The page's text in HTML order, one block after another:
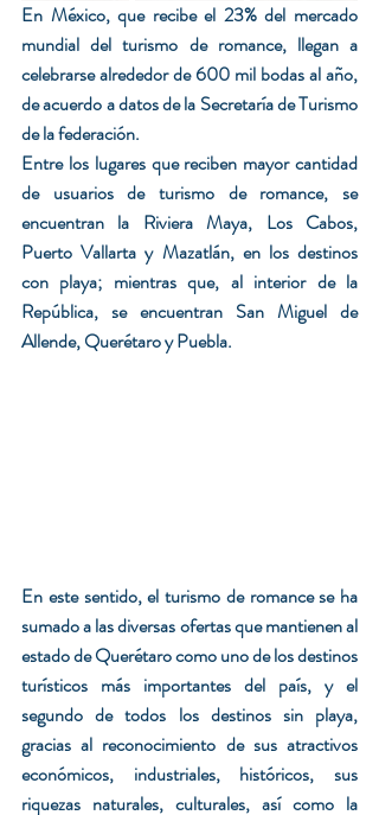
En México, que recibe el 23% del mercado
mundial del turismo de romance, llegan a
celebrarse alrededor de 600 mil bodas al año,
de acuerdo a datos de la Secretaría de Turismo
de la federación.
Entre los lugares que reciben mayor cantidad
de usuarios de turismo de romance, se
encuentran la Riviera Maya, Los Cabos,
Puerto Vallarta y Mazatlán, en los destinos
con playa; mientras que, al interior de la
República, se encuentran San Miguel de
Allende, Querétaro y Puebla.
En este sentido, el turismo de romance se ha
sumado a las diversas ofertas que mantienen al
estado de Querétaro como uno de los destinos
turísticos más importantes del país, y el
segundo de todos los destinos sin playa,
gracias al reconocimiento de sus atractivos
económicos, industriales, históricos, sus
riquezas naturales, culturales, así como la